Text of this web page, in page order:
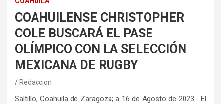
COAHUILENSE CHRISTOPHER
COLE BUSCARÁ EL PASE
OLÍMPICO CON LA SELECCIÓN
MEXICANA DE RUGBY
Redaccion
Saltillo, Coahuila de Zaragoza; a 16 de Agosto de 2023.- El